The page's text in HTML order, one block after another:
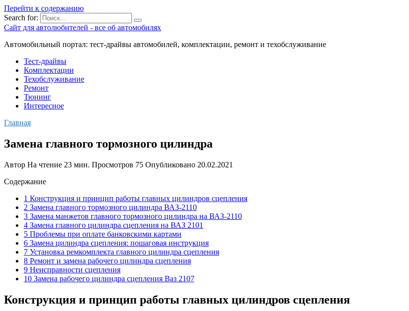
Перейти к содержанию
Search for:
Сайт для автолюбителей - все об автомобилях
Автомобильный портал: тест-драйвы автомобилей, комплектации, ремонт и техобслуживание
Тест-драйвы
Комплектации
Техобслуживание
Ремонт
Тюнинг
Интересное
Главная
Замена главного тормозного цилиндра
Автор На чтение 23 мин. Просмотров 75 Опубликовано 20.02.2021
Содержание
1 Конструкция и принцип работы главных цилиндров сцепления
2 Замена главного тормозного цилиндра ВАЗ-2110
3 Замена манжетов главного тормозного цилиндра на ВАЗ-2110
4 Замена главного цилиндра сцепления на ВАЗ 2101
5 Проблемы при оплате банковскими картами
6 Замена цилиндра сцепления: пошаговая инструкция
7 Установка ремкомплекта главного цилиндра сцепления
8 Ремонт и замена рабочего цилиндра сцепления
9 Неисправности сцепления
10 Замена рабочего цилиндра сцепления Ваз 2107
Конструкция и принцип работы главных цилиндров сцепления